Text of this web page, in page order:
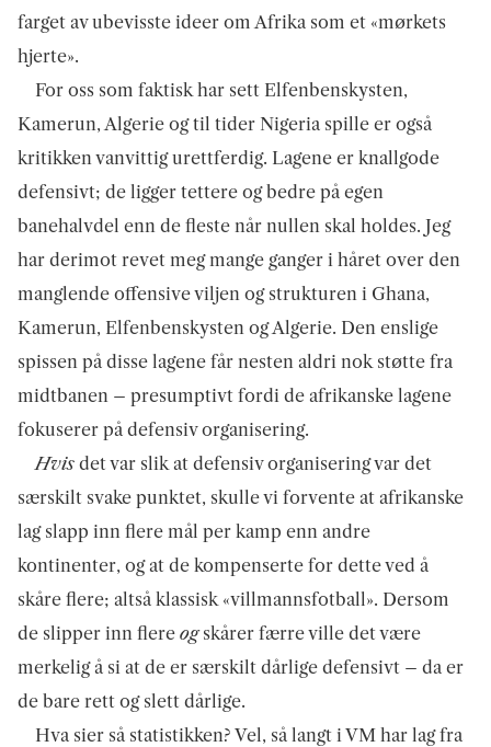
farget av ubevisste ideer om Afrika som et «mørkets
hjerte».
For oss som faktisk har sett Elfenbenskysten,
Kamerun, Algerie og til tider Nigeria spille er også
kritikken vanvittig urettferdig. Lagene er knallgode
defensivt; de ligger tettere og bedre på egen
banehalvdel enn de fleste når nullen skal holdes. Jeg
har derimot revet meg mange ganger i håret over den
manglende offensive viljen og strukturen i Ghana,
Kamerun, Elfenbenskysten og Algerie. Den enslige
spissen på disse lagene får nesten aldri nok støtte fra
midtbanen – presumptivt fordi de afrikanske lagene
fokuserer på defensiv organisering.
Hvis det var slik at defensiv organisering var det
særskilt svake punktet, skulle vi forvente at afrikanske
lag slapp inn flere mål per kamp enn andre
kontinenter, og at de kompenserte for dette ved å
skåre flere; altså klassisk «villmannsfotball». Dersom
de slipper inn flere ogskårer færre ville det være
merkelig å si at de er særskilt dårlige defensivt – da er
de bare rett og slett dårlige.
Hva sier så statistikken? Vel, så langt i VM har lag fra